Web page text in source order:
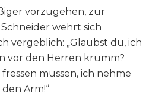
vorzugehen, zur
wehrt sich
vergeblich: „Glaubst du, ich
vor den Herren krumm?
müssen, ich nehme
Arm!“